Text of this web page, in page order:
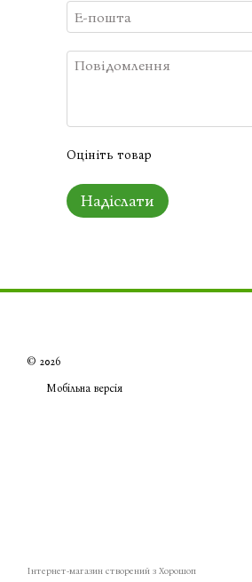
Оцініть товар
Надіслати
© 2026
Мобільна версія
Інтернет-магазин створений з Хорошоп